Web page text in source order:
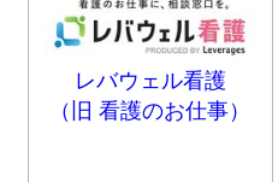
レバウェル看護
（旧 看護のお仕事）